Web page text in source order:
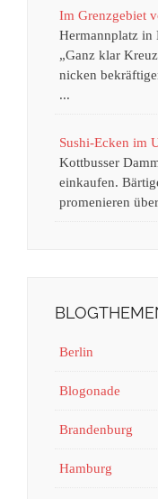
Im Grenzgebiet
Hermannplatz in
„Ganz klar
nicken
...
Sushi-Ecken im
Kottbusser
einkaufen.
promenieren
Berlin
Blogonade
Brandenburg
Hamburg